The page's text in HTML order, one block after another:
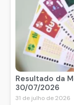
Resultado da
30/07/2026
31 de julho de 2026